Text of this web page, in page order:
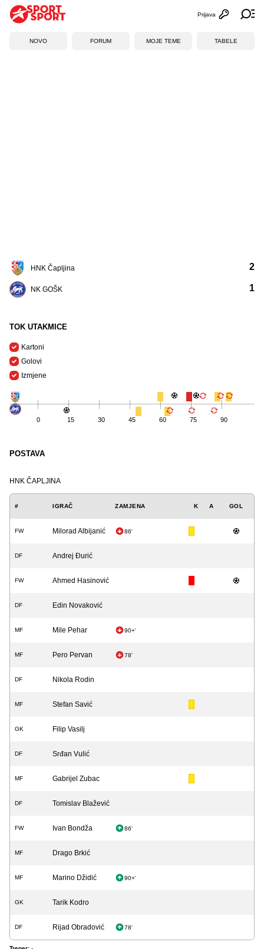
Otvori
Prijava
NOVO FORUM MOJE TEME TABELE
HNK Čapljina
NK GOŠK
2
1
TOK UTAKMICE
Kartoni
Golovi
Izmjene
0 15 30 45 60 75 90
POSTAVA
HNK ČAPLJINA
# IGRAČ ZAMJENA K A GOL
FW Milorad Albijanić 86'
DF Andrej Đurić
FW Ahmed Hasinović
DF Edin Novaković
MF Mile Pehar 90+'
MF Pero Pervan 78'
DF Nikola Rodin
MF Stefan Savić
GK Filip Vasilj
DF Srđan Vulić
MF Gabrijel Zubac
DF Tomislav Blažević
FW Ivan Bondža 86'
MF Drago Brkić
MF Marino Džidić 90+'
GK Tarik Kodro
DF Rijad Obradović 78'